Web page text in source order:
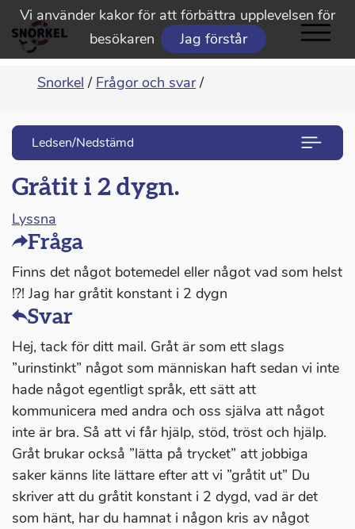
Vi använder kakor för att förbättra upplevelsen för
besökaren
Jag förstår
Snorkel / Frågor och svar /
Ledsen/Nedstämd
Gråtit i 2 dygn.
Lyssna
Fråga
Finns det något botemedel eller något vad som helst
!?! Jag har gråtit konstant i 2 dygn
Svar
Hej, tack för ditt mail. Gråt är som ett slags
”urinstinkt” något som människan haft sedan vi inte
hade något egentligt språk, ett sätt att
kommunicera med andra och oss själva att något
inte är bra. Så att vi får hjälp, stöd, tröst och hjälp.
Gråt brukar också ”lätta på trycket” att jobbiga
saker känns lite lättare efter att vi ”gråtit ut” Du
skriver att du gråtit konstant i 2 dygd, vad är det
som hänt, har du hamnat i någon kris av något